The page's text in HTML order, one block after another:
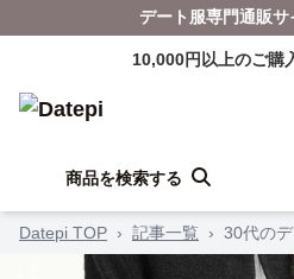
デート服専門通販
10,000円以上のご購
商品を検索する
Datepi TOP › 記事一覧 › 30代の